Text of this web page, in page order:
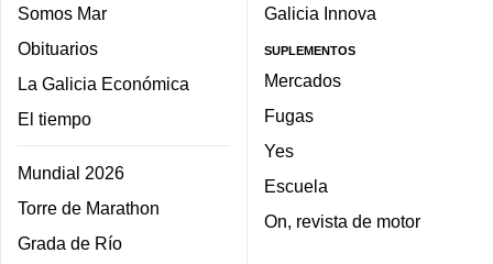
Somos Mar
Obituarios
La Galicia Económica
El tiempo
Mundial 2026
Torre de Marathon
Grada de Río
Galicia Innova
SUPLEMENTOS
Mercados
Fugas
Yes
Escuela
On, revista de motor